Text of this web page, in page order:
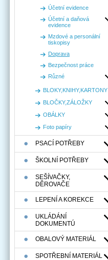
Účetní evidence
Účetní a daňová
evidence
Mzdové a personální
tiskopisy
Doprava
Bezpečnost práce
Různé
BLOKY,KNIHY,KARTONY
BLOČKY,ZÁLOŽKY
OBÁLKY
Foto papíry
PSACÍ POTŘEBY
ŠKOLNÍ POTŘEBY
SEŠÍVAČKY,
DĚROVAČE
LEPENÍ A KOREKCE
UKLÁDÁNÍ
DOKUMENTÚ
OBALOVÝ MATERIÁL
SPOTŘEBNÍ MATERIÁL